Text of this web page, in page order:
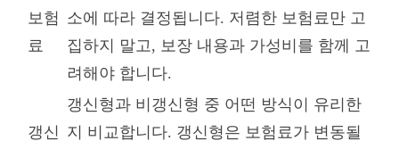
보험
료
소에 따라 결정됩니다. 저렴한 보험료만 고
집하지 말고, 보장 내용과 가성비를 함께 고
려해야 합니다.
갱신
갱신형과 비갱신형 중 어떤 방식이 유리한
지 비교합니다. 갱신형은 보험료가 변동될